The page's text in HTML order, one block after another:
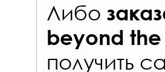
Либо
beyond the
получить